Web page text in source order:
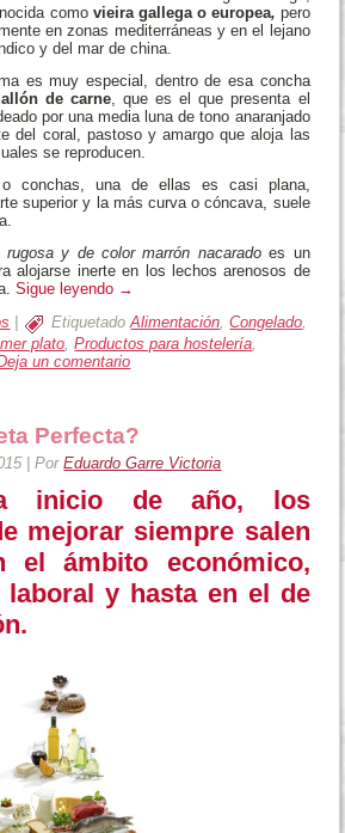
como vieira gallega o europea, pero
en zonas mediterráneas y en el lejano
y del mar de china.
es muy especial, dentro de esa concha
de carne, que es el que presenta el
por una media luna de tono anaranjado
del coral, pastoso y amargo que aloja las
se reproducen.
conchas, una de ellas es casi plana,
superior y la más curva o cóncava, suele
y de color marrón nacaradoes un
alojarse inerte en los lechos arenosos de
Sigue leyendo →
Etiquetado Alimentación,Congelado,
plato,Productos para hostelería,
un comentario
Perfecta?
|Por Eduardo Garre Victoria
inicio de año, los
mejorar siempre salen
el ámbito económico,
laboral y hasta en el de